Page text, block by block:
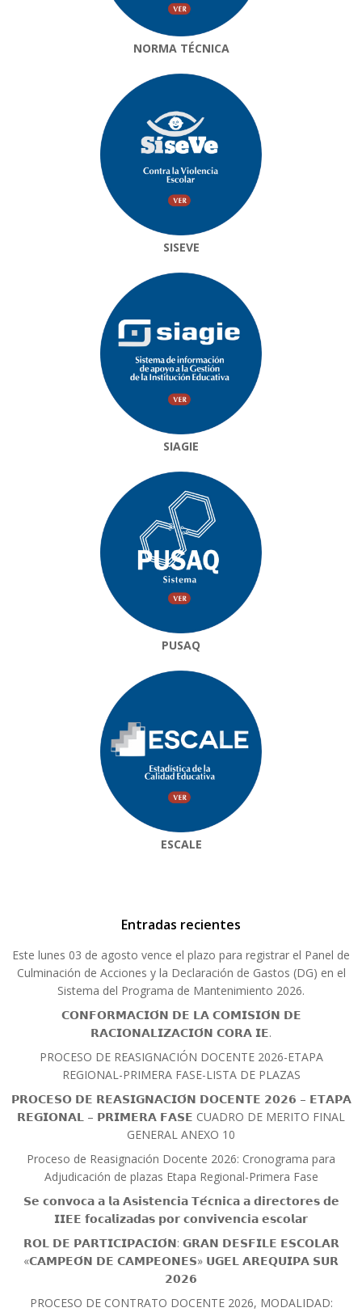
NORMA TÉCNICA
SISEVE
SIAGIE
PUSAQ
ESCALE
Entradas recientes
Este lunes 03 de agosto vence el plazo para registrar el Panel de
Culminación de Acciones y la Declaración de Gastos (DG) en el
Sistema del Programa de Mantenimiento 2026.
𝗖𝗢𝗡𝗙𝗢𝗥𝗠𝗔𝗖𝗜𝗢́𝗡 𝗗𝗘 𝗟𝗔 𝗖𝗢𝗠𝗜𝗦𝗜𝗢́𝗡 𝗗𝗘
𝗥𝗔𝗖𝗜𝗢𝗡𝗔𝗟𝗜𝗭𝗔𝗖𝗜𝗢́𝗡 𝗖𝗢𝗥𝗔 𝗜𝗘.
PROCESO DE REASIGNACIÓN DOCENTE 2026-ETAPA
REGIONAL-PRIMERA FASE-LISTA DE PLAZAS
𝗣𝗥𝗢𝗖𝗘𝗦𝗢 𝗗𝗘 𝗥𝗘𝗔𝗦𝗜𝗚𝗡𝗔𝗖𝗜𝗢́𝗡 𝗗𝗢𝗖𝗘𝗡𝗧𝗘 𝟮𝟬𝟮𝟲 – 𝗘𝗧𝗔𝗣𝗔
𝗥𝗘𝗚𝗜𝗢𝗡𝗔𝗟 – 𝗣𝗥𝗜𝗠𝗘𝗥𝗔 𝗙𝗔𝗦𝗘 CUADRO DE MERITO FINAL
GENERAL ANEXO 10
Proceso de Reasignación Docente 2026: Cronograma para
Adjudicación de plazas Etapa Regional-Primera Fase
𝗦𝗲 𝗰𝗼𝗻𝘃𝗼𝗰𝗮 𝗮 𝗹𝗮 𝗔𝘀𝗶𝘀𝘁𝗲𝗻𝗰𝗶𝗮 𝗧𝗲́𝗰𝗻𝗶𝗰𝗮 𝗮 𝗱𝗶𝗿𝗲𝗰𝘁𝗼𝗿𝗲𝘀 𝗱𝗲
𝗜𝗜𝗘𝗘 𝗳𝗼𝗰𝗮𝗹𝗶𝘇𝗮𝗱𝗮𝘀 𝗽𝗼𝗿 𝗰𝗼𝗻𝘃𝗶𝘃𝗲𝗻𝗰𝗶𝗮 𝗲𝘀𝗰𝗼𝗹𝗮𝗿
𝗥𝗢𝗟 𝗗𝗘 𝗣𝗔𝗥𝗧𝗜𝗖𝗜𝗣𝗔𝗖𝗜𝗢́𝗡: 𝗚𝗥𝗔𝗡 𝗗𝗘𝗦𝗙𝗜𝗟𝗘 𝗘𝗦𝗖𝗢𝗟𝗔𝗥
«𝗖𝗔𝗠𝗣𝗘𝗢́𝗡 𝗗𝗘 𝗖𝗔𝗠𝗣𝗘𝗢𝗡𝗘𝗦» 𝗨𝗚𝗘𝗟 𝗔𝗥𝗘𝗤𝗨𝗜𝗣𝗔 𝗦𝗨𝗥
𝟮𝟬𝟮𝟲
PROCESO DE CONTRATO DOCENTE 2026, MODALIDAD: